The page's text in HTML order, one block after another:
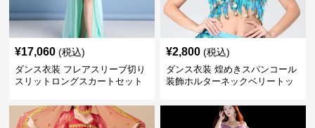
¥17,060 (税込)
ダンス衣装 フレアスリーブ切り
スリットロングスカートセット
¥2,800 (税込)
ダンス衣装 煌めきスパンコール
装飾ホルターネックベリートッ